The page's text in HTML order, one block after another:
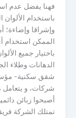
فهنا يفضل عدم
باستخدام الألوان
وإشراقا وإضاءة؛
الممكن استخدام
باختيار جميع
الدهانات وطلاء
شقق سكنية-
شركات، و يتعامل
أصبحوا زبائن
تمتلك الشركة